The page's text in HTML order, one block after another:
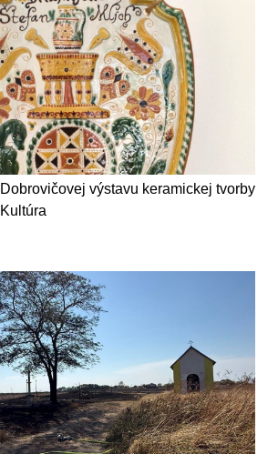
výstavu keramickej tvorby